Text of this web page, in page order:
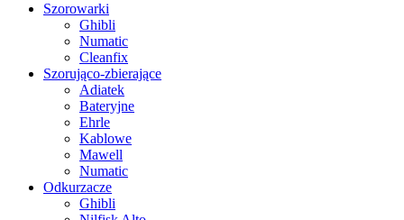
Szorowarki
Ghibli
Numatic
Cleanfix
Szorująco-zbierające
Adiatek
Bateryjne
Ehrle
Kablowe
Mawell
Numatic
Odkurzacze
Ghibli